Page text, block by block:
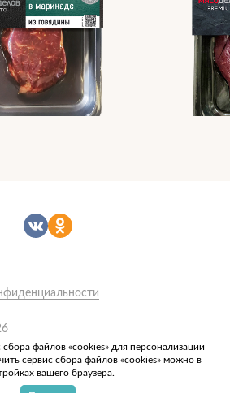
нами
продовольственная
ИНН
КПП 540101001
сбора файлов «cookies» для персонализации
сервис сбора файлов «cookies» можно в
вашего браузера.